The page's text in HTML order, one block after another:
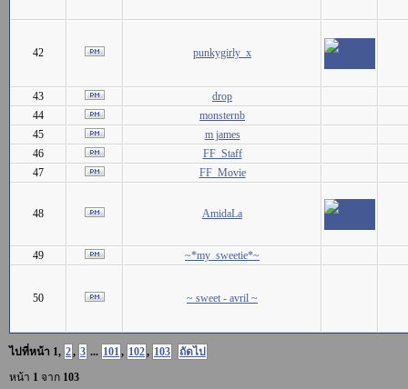
42 punkygirly_x
43
drop
44
monsternb
45
m james
46
FF_Staff
47
FF_Movie
48 AmidaLa
49 ~*my_sweetie*~
50 ~ sweet - avril ~
ไปที่หน้า 1, 2, 3 ... 101, 102, 103
ถัดไป
หน้า 1 จาก 103